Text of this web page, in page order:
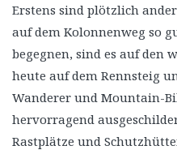
Erstens sind plötzlich
auf dem Kolonnenweg so
begegnen, sind es auf den
heute auf dem Rennsteig
Wanderer und Mountain-
hervorragend
Rastplätze und